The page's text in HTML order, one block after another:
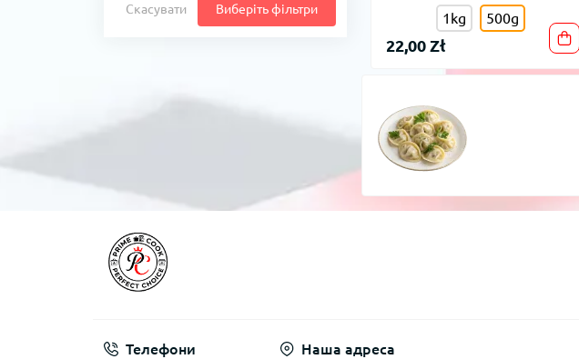
Скасувати Виберіть фільтри
1kg 500g
22,00 Zł
Телефони Наша адреса